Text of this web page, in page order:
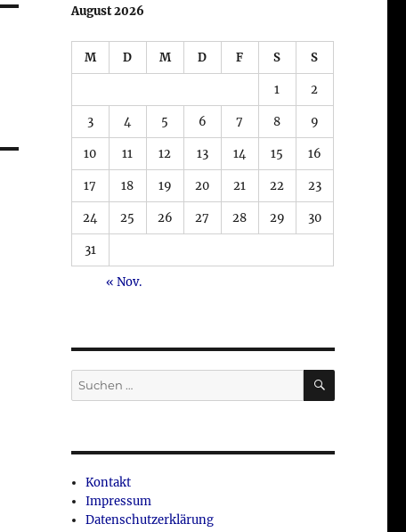
August 2026
M D M D F S S
1 2
3 4 5 6 7 8 9
10 11 12 13 14 15 16
17 18 19 20 21 22 23
24 25 26 27 28 29 30
31
« Nov.
Suche
nach:
SUCHEN
Kontakt
Impressum
Datenschutzerklärung